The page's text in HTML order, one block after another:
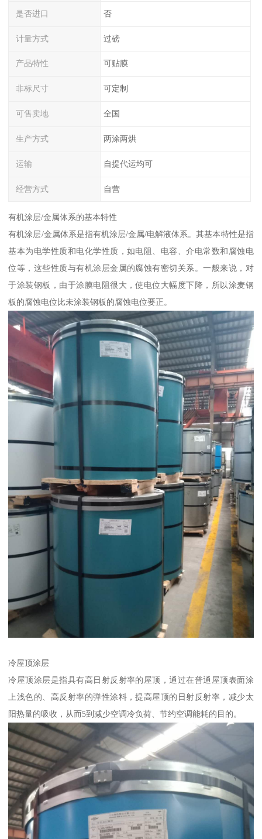
是否进口 否
计量方式 过磅
产品特性 可贴膜
非标尺寸 可定制
可售卖地 全国
生产方式 两涂两烘
运输 自提代运均可
经营方式 自营
有机涂层/金属体系的基本特性
有机涂层/金属体系是指有机涂层/金属/电解液体系。其基本特性是指
基本为电学性质和电化学性质，如电阻、电容、介电常数和腐蚀电
位等，这些性质与有机涂层金属的腐蚀有密切关系。一般来说，对
于涂装钢板，由于涂膜电阻很大，使电位大幅度下降，所以涂麦钢
板的腐蚀电位比未涂装钢板的腐蚀电位要正。
冷屋顶涂层
冷屋顶涂层是指具有高日射反射率的屋顶，通过在普通屋顶表面涂
上浅色的、高反射率的弹性涂料，提高屋顶的日射反射率，减少太
阳热量的吸收，从而5到减少空调冷负荷、节约空调能耗的目的。